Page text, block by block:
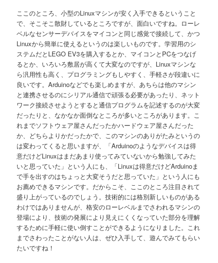
ここのところ、小型のLinuxマシンが安く入手できるということ
で、そこそこ散財しているところですが、面白いですね。ローレ
ベルなセンサーデバイスをマイコンと同じ感覚で接続して、かつ
Linuxから簡単に使えるというのは楽しいものです。学習用のシ
ステムだとLEGO EV3を購入するとか、マイコンとPCをつなげ
るとか、いろいろ敷居が高くて大変なのですが、Linuxマシンな
ら汎用性も高く、プログラミングもしやすく、手軽さが段違いに
良いです。Arduinoなどでも楽しめますが、あちらは他のマシン
と連携させるのにシリアル通信で頑張る必要があったり、ネット
ワーク接続させようとすると通信プログラムを記述するのが大変
だったりと、なかなか面倒なところが多いところがあります。こ
れまでソフトウェア屋さんだったかハードウェア屋さんだった
か、どちらよりかだったかで、このマシンのありがたみというの
は変わってくると思いますが、「Arduinoのようなデバイスは得
意だけどLinuxはまだあまり使ってみていないから勉強してみた
いと思っていた」という人にも、「Linuxは得意だけどArduinoま
で手を出すのはちょっと大変そうだと思っていた」という人にも
お薦めできるマシンです。だからこそ、ここのところ注目されて
盛り上がっているのでしょう。技術的には格別新しいものがある
わけではありませんが、格安のローレベルまでさわれるマシンの
登場により、技術の発展により見えにくくなっていた部分を理解
するために手軽に使い倒すことができるようになりました。これ
までさわったことがない人は、ぜひ入手して、遊んでみてもらい
たいですね！